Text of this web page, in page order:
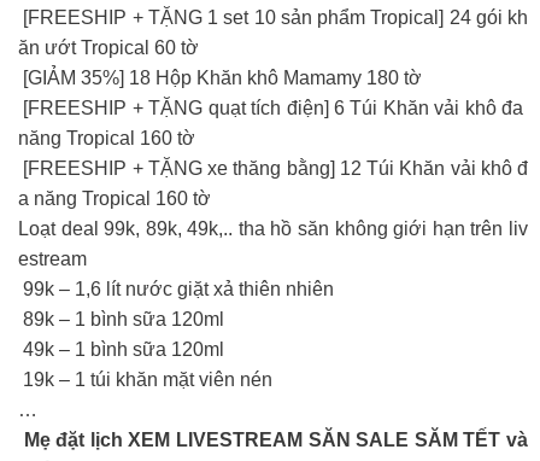
[FREESHIP + TẶNG 1 set 10 sản phẩm Tropical] 24 gói kh
ăn ướt Tropical 60 tờ
[GIẢM 35%] 18 Hộp Khăn khô Mamamy 180 tờ
[FREESHIP + TẶNG quạt tích điện] 6 Túi Khăn vải khô đa
năng Tropical 160 tờ
[FREESHIP + TẶNG xe thăng bằng] 12 Túi Khăn vải khô đ
a năng Tropical 160 tờ
Loạt deal 99k, 89k, 49k,.. tha hồ săn không giới hạn trên liv
estream
99k – 1,6 lít nước giặt xả thiên nhiên
89k – 1 bình sữa 120ml
49k – 1 bình sữa 120ml
19k – 1 túi khăn mặt viên nén
…
Mẹ đặt lịch XEM LIVESTREAM SĂN SALE SĂM TẾT và